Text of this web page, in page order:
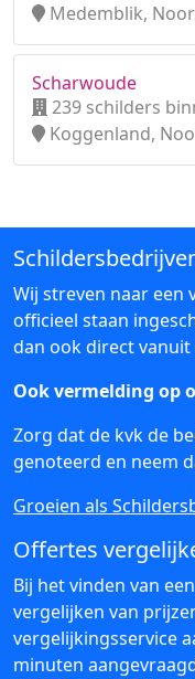
Medemblik,
Scharwoude
239 schilders
Koggenland,
Wij streven naar een
officieel staan
dan ook direct vanuit
Ook vermelding op
Zorg dat de kvk de
genoteerd en neem
Groeien als
Offertes
Bij het vinden van
vergelijken van
vergelijkingsservice
minuten